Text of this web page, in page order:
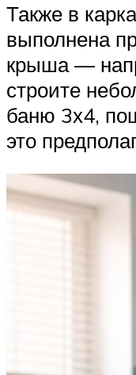
Также в
выполнена
крыша —
строите
баню 3х4,
это